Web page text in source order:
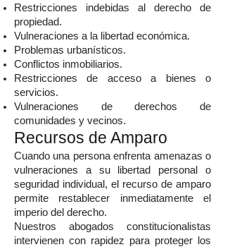
Restricciones indebidas al derecho de
propiedad.
Vulneraciones a la libertad económica.
Problemas urbanísticos.
Conflictos inmobiliarios.
Restricciones de acceso a bienes o
servicios.
Vulneraciones de derechos de
comunidades y vecinos.
Recursos de Amparo
Cuando una persona enfrenta amenazas o
vulneraciones a su libertad personal o
seguridad individual, el recurso de amparo
permite restablecer inmediatamente el
imperio del derecho.
Nuestros abogados constitucionalistas
intervienen con rapidez para proteger los